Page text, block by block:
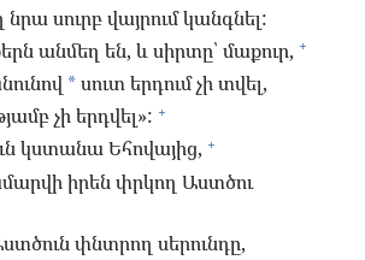
նրա սուրբ վայրում կանգնել:
անմեղ են, և սիրտը՝ մաքուր, +
*սուտ երդում չի տվել,
չի երդվել»: +
կստանա Եհովայից, +
իրեն փրկող Աստծու
փնտրող սերունդը,